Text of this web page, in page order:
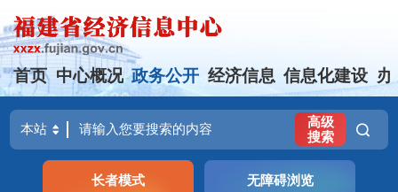
首页 中心概况 政务公开 经济信息 信息化建设 办
高级
搜索
长者模式 无障碍浏览